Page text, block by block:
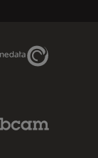
Genedata Link